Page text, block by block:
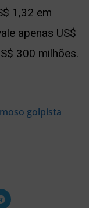
1,32 em
apenas US$
300 milhões.
golpista